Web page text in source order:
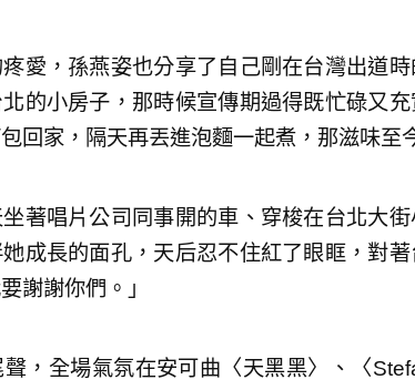
愛，孫燕姿也分享了自己剛在台灣出道
的小房子，那時候宣傳期過得既忙碌又
回家，隔天再丟進泡麵一起煮，那滋味至
著唱片公司同事開的車、穿梭在台北大
成長的面孔，天后忍不住紅了眼眶，對
謝謝你們。」
，全場氣氛在安可曲〈天黑黑〉、〈